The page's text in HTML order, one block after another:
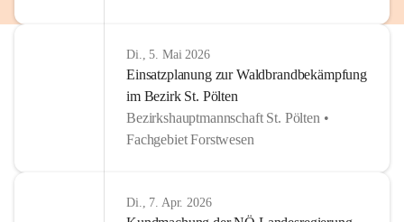
Di., 5. Mai 2026
Einsatzplanung zur Waldbrandbekämpfung
im Bezirk St. Pölten
Bezirkshauptmannschaft St. Pölten •
Fachgebiet Forstwesen
Di., 7. Apr. 2026